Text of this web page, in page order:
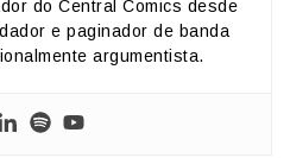
do Central Comics desde
e paginador de banda
argumentista.